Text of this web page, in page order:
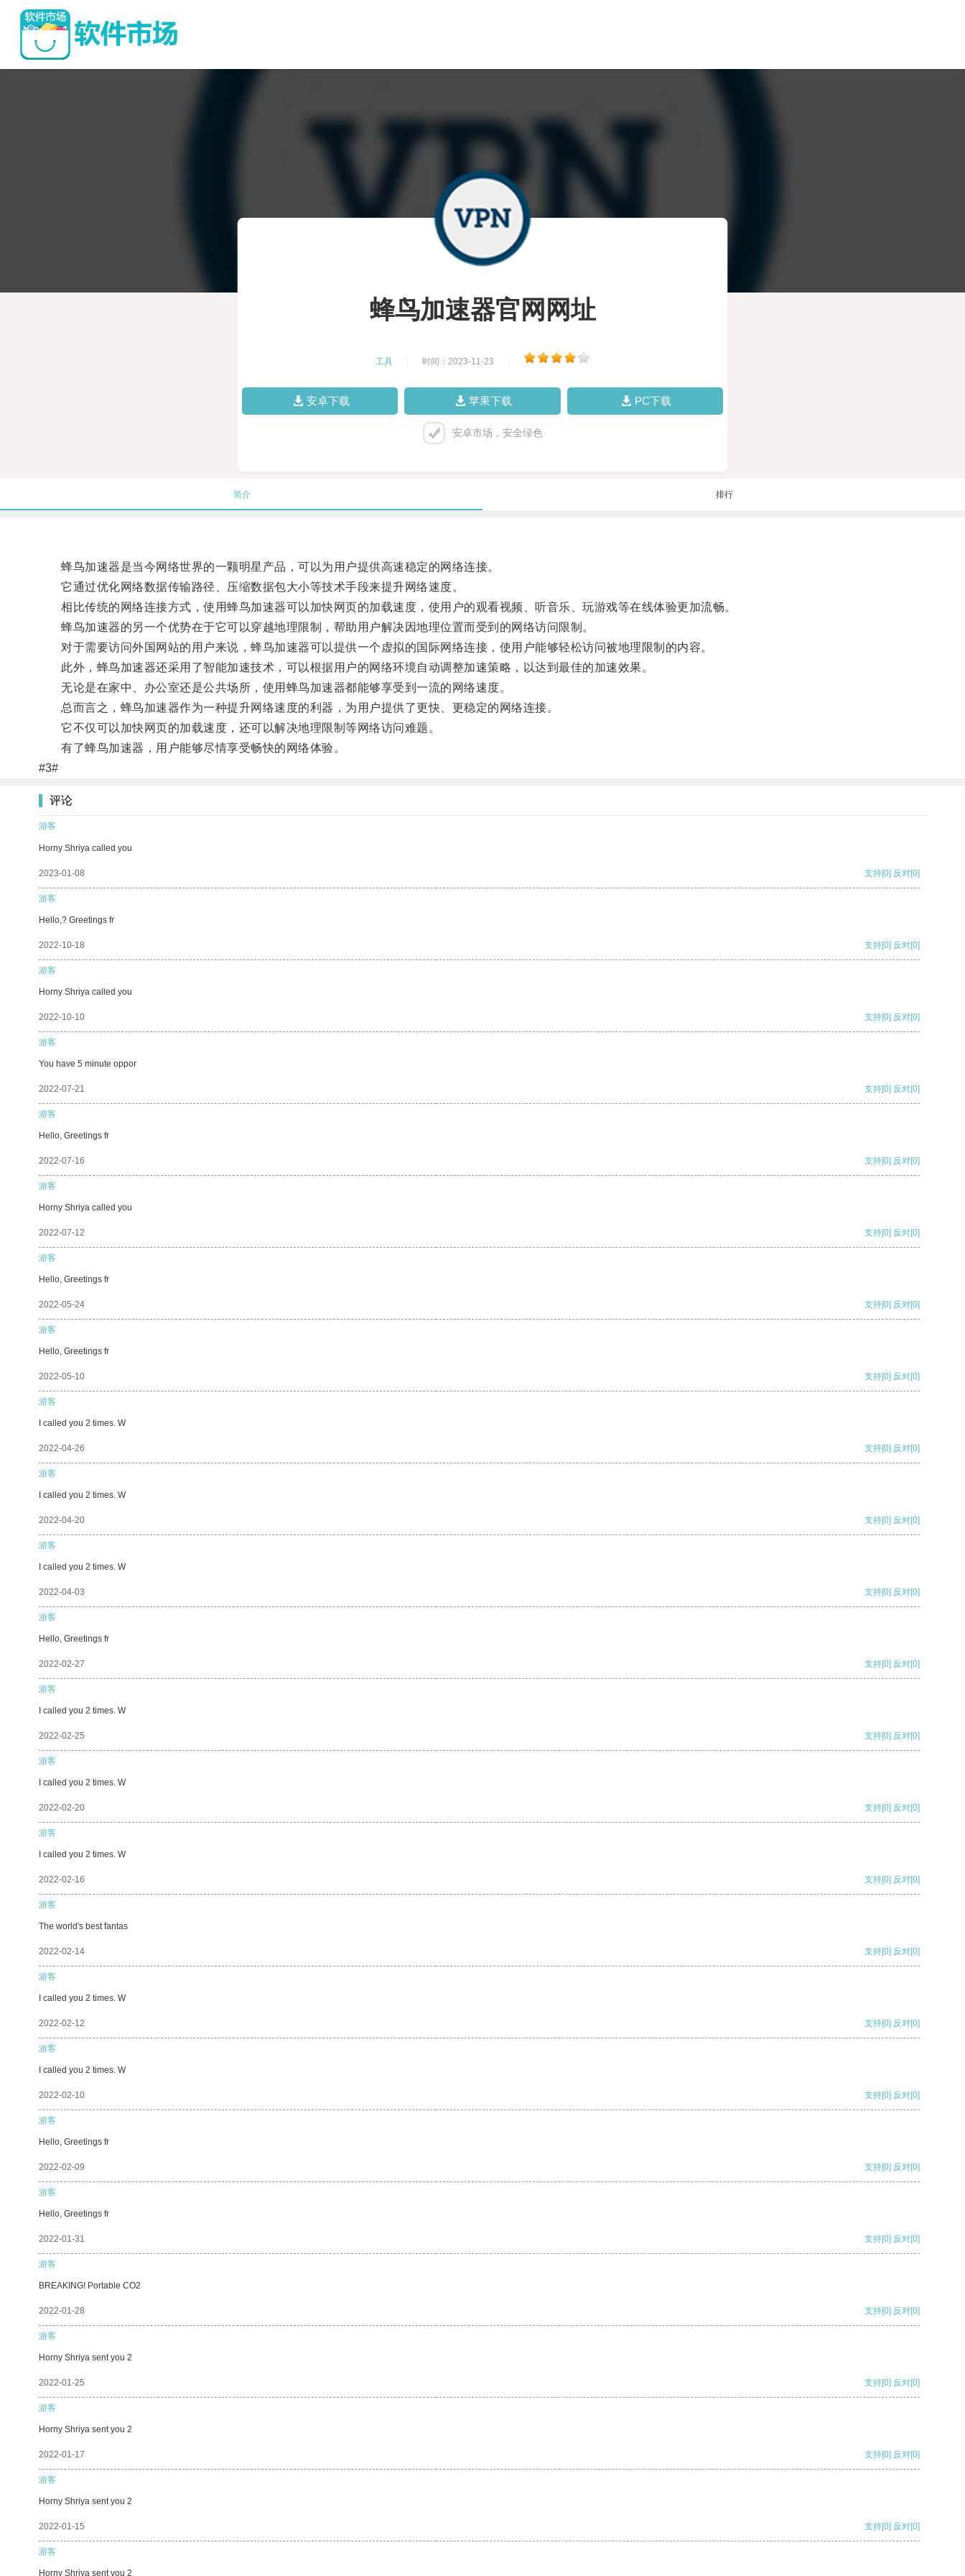
蜂鸟加速器官网网址
工具 时间：2023-11-23
安卓下载 苹果下载 PC下载
安卓市场，安全绿色
简介 排行
蜂鸟加速器是当今网络世界的一颗明星产品，可以为用户提供高速稳定的网络连接。
它通过优化网络数据传输路径、压缩数据包大小等技术手段来提升网络速度。
相比传统的网络连接方式，使用蜂鸟加速器可以加快网页的加载速度，使用户的观看视频、听音乐、玩游戏等在线体验更加流畅。
蜂鸟加速器的另一个优势在于它可以穿越地理限制，帮助用户解决因地理位置而受到的网络访问限制。
对于需要访问外国网站的用户来说，蜂鸟加速器可以提供一个虚拟的国际网络连接，使用户能够轻松访问被地理限制的内容。
此外，蜂鸟加速器还采用了智能加速技术，可以根据用户的网络环境自动调整加速策略，以达到最佳的加速效果。
无论是在家中、办公室还是公共场所，使用蜂鸟加速器都能够享受到一流的网络速度。
总而言之，蜂鸟加速器作为一种提升网络速度的利器，为用户提供了更快、更稳定的网络连接。
它不仅可以加快网页的加载速度，还可以解决地理限制等网络访问难题。
有了蜂鸟加速器，用户能够尽情享受畅快的网络体验。
#3#
评论
游客
Horny Shriya called you
2023-01-08 支持[0] 反对[0]
游客
Hello,? Greetings fr
2022-10-18 支持[0] 反对[0]
游客
Horny Shriya called you
2022-10-10 支持[0] 反对[0]
游客
You have 5 minute oppor
2022-07-21 支持[0] 反对[0]
游客
Hello, Greetings fr
2022-07-16 支持[0] 反对[0]
游客
Horny Shriya called you
2022-07-12 支持[0] 反对[0]
游客
Hello, Greetings fr
2022-05-24 支持[0] 反对[0]
游客
Hello, Greetings fr
2022-05-10 支持[0] 反对[0]
游客
I called you 2 times. W
2022-04-26 支持[0] 反对[0]
游客
I called you 2 times. W
2022-04-20 支持[0] 反对[0]
游客
I called you 2 times. W
2022-04-03 支持[0] 反对[0]
游客
Hello, Greetings fr
2022-02-27 支持[0] 反对[0]
游客
I called you 2 times. W
2022-02-25 支持[0] 反对[0]
游客
I called you 2 times. W
2022-02-20 支持[0] 反对[0]
游客
I called you 2 times. W
2022-02-16 支持[0] 反对[0]
游客
The world's best fantas
2022-02-14 支持[0] 反对[0]
游客
I called you 2 times. W
2022-02-12 支持[0] 反对[0]
游客
I called you 2 times. W
2022-02-10 支持[0] 反对[0]
游客
Hello, Greetings fr
2022-02-09 支持[0] 反对[0]
游客
Hello, Greetings fr
2022-01-31 支持[0] 反对[0]
游客
BREAKING! Portable CO2
2022-01-28 支持[0] 反对[0]
游客
Horny Shriya sent you 2
2022-01-25 支持[0] 反对[0]
游客
Horny Shriya sent you 2
2022-01-17 支持[0] 反对[0]
游客
Horny Shriya sent you 2
2022-01-15 支持[0] 反对[0]
游客
Horny Shriya sent you 2